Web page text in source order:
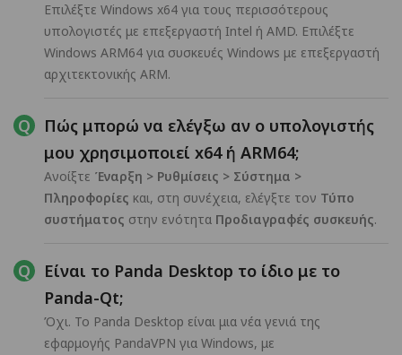
Επιλέξτε Windows x64 για τους περισσότερους
υπολογιστές με επεξεργαστή Intel ή AMD. Επιλέξτε
Windows ARM64 για συσκευές Windows με επεξεργαστή
αρχιτεκτονικής ARM.
Πώς μπορώ να ελέγξω αν ο υπολογιστής
μου χρησιμοποιεί x64 ή ARM64;
Ανοίξτε Έναρξη > Ρυθμίσεις > Σύστημα >
Πληροφορίες και, στη συνέχεια, ελέγξτε τον Τύπο
συστήματος στην ενότητα Προδιαγραφές συσκευής.
Είναι το Panda Desktop το ίδιο με το
Panda-Qt;
Όχι. Το Panda Desktop είναι μια νέα γενιά της
εφαρμογής PandaVPN για Windows, με